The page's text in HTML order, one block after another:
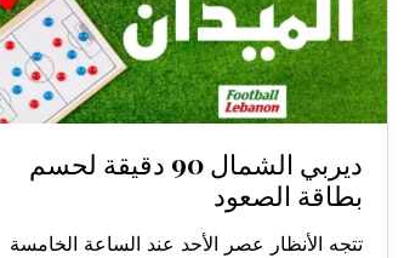
ديربي الشمال 90 دقيقة لحسم
بطاقة الصعود
تتجه الأنظار عصر الأحد عند الساعة الخامسة